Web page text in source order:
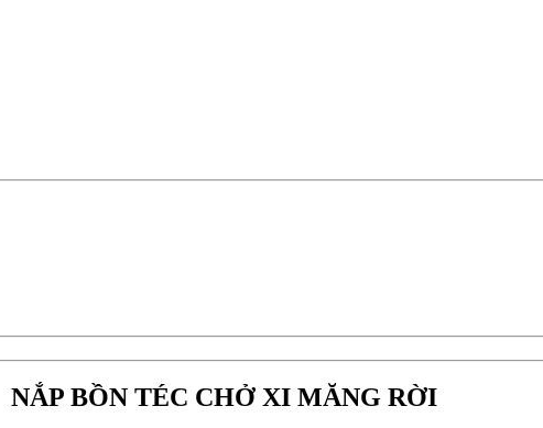
NẮP BỒN TÉC CHỞ XI MĂNG RỜI